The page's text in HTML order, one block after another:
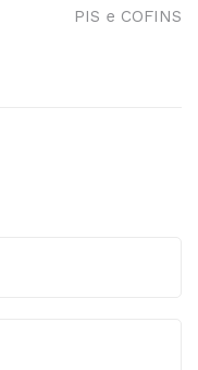
PIS e COFINS